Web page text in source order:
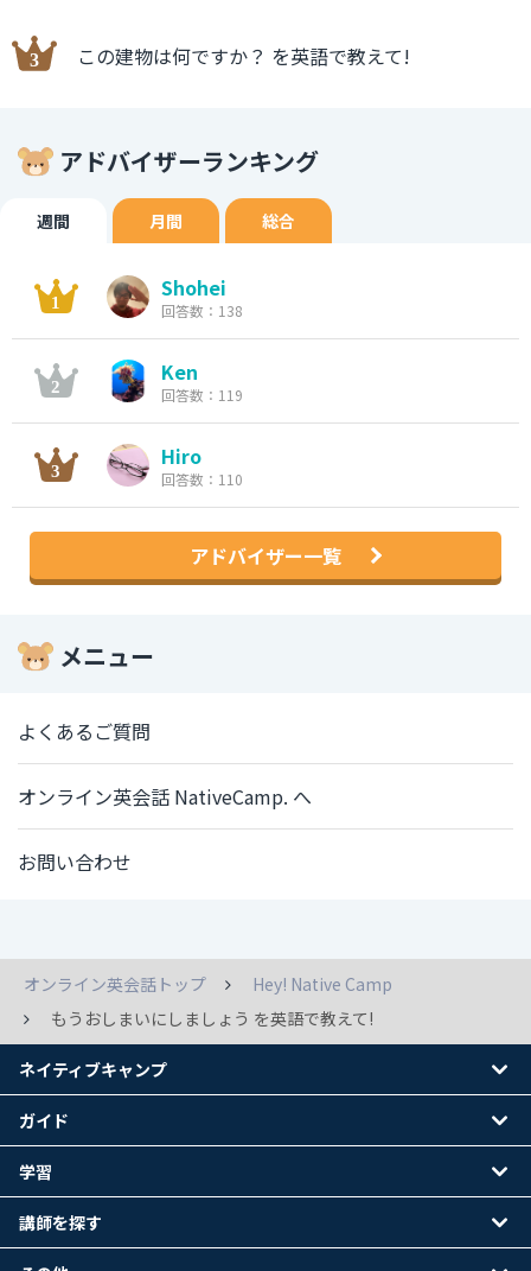
この建物は何ですか？ を英語で教えて!
アドバイザーランキング
週間 月間 総合
Shohei
回答数：138
Ken
回答数：119
Hiro
回答数：110
アドバイザー一覧
メニュー
よくあるご質問
オンライン英会話 NativeCamp. へ
お問い合わせ
オンライン英会話トップ
Hey! Native Camp
もうおしまいにしましょう を英語で教えて!
ネイティブキャンプ
ガイド
学習
講師を探す